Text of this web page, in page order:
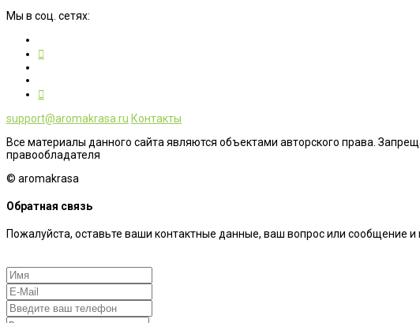
Мы в соц. сетях:
support@aromakrasa.ru Контакты
Все материалы данного сайта являются объектами авторского права.
правообладателя
© aromakrasa
Обратная связь
Пожалуйста, оставьте ваши контактные данные, ваш вопрос или сообщение